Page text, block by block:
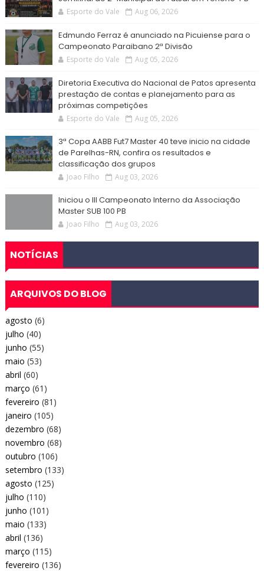
Esporte do Vale Aug 06, 2026
Edmundo Ferraz é anunciado na Picuiense para o
Campeonato Paraibano 2ª Divisão
Esporte do Vale Aug 05, 2026
Diretoria Executiva do Nacional de Patos apresenta
prestação de contas e planejamento para as
próximas competições
Esporte do Vale Aug 05, 2026
3ª Copa AABB Fut7 Master 40 teve inicio na cidade
de Parelhas-RN, confira os resultados e
classificação dos grupos
Joao Filho Aug 03, 2026
Iniciou o III Campeonato Interno da Associação
Master SUB 100 PB
Joao Filho Aug 03, 2026
NOTÍCIAS
ARQUIVOS DO BLOG
agosto (6)
julho (40)
junho (55)
maio (53)
abril (60)
março (61)
fevereiro (81)
janeiro (105)
dezembro (68)
novembro (68)
outubro (106)
setembro (133)
agosto (125)
julho (110)
junho (101)
maio (133)
abril (136)
março (115)
fevereiro (136)